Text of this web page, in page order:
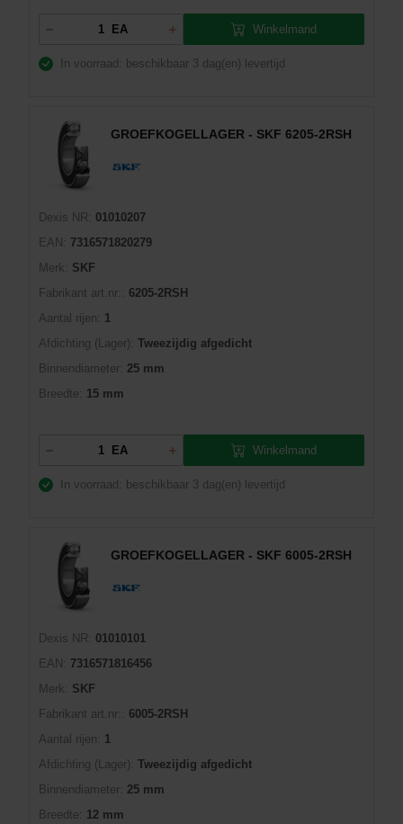
EA Winkelmand
In voorraad: beschikbaar 3 dag(en) levertijd
GROEFKOGELLAGER - SKF 6205-2RSH
Dexis NR:
01010207
EAN:
7316571820279
Merk:
SKF
Fabrikant art.nr::
6205-2RSH
Aantal rijen:
1
Afdichting (Lager): Tweezijdig afgedicht
Binnendiameter: 25 mm
Breedte:
15 mm
EA Winkelmand
In voorraad: beschikbaar 3 dag(en) levertijd
GROEFKOGELLAGER - SKF 6005-2RSH
Dexis NR:
01010101
EAN:
7316571816456
Merk:
SKF
Fabrikant art.nr::
6005-2RSH
Aantal rijen:
1
Afdichting (Lager): Tweezijdig afgedicht
Binnendiameter: 25 mm
Breedte:
12 mm